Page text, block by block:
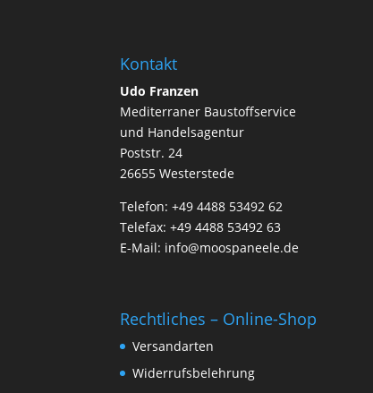
Kontakt
Udo Franzen
Mediterraner Baustoffservice
und Handelsagentur
Poststr. 24
26655 Westerstede
Telefon: +49 4488 53492 62
Telefax: +49 4488 53492 63
E-Mail: info@moospaneele.de
Rechtliches – Online-Shop
Versandarten
Widerrufsbelehrung